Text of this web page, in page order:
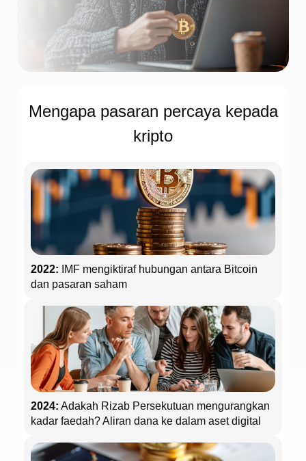
Mengapa pasaran percaya kepada
kripto
2022: IMF mengiktiraf hubungan antara Bitcoin
dan pasaran saham
2024: Adakah Rizab Persekutuan mengurangkan
kadar faedah? Aliran dana ke dalam aset digital